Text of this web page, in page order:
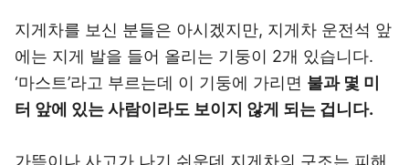
지게차를 보신 분들은 아시겠지만, 지게차 운전석 앞
에는 지게 발을 들어 올리는 기둥이 2개 있습니다.
‘마스트’라고 부르는데 이 기둥에 가리면 불과 몇 미
터 앞에 있는 사람이라도 보이지 않게 되는 겁니다.
가뜩이나 사고가 나기 쉬운데 지게차의 구조는 피해